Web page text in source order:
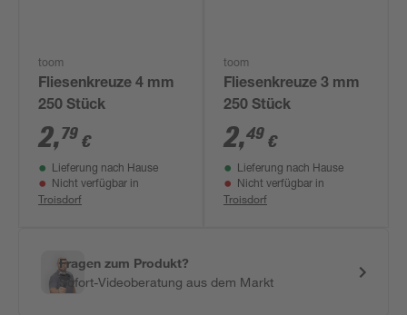
toom
Fliesenkreuze 4 mm
250 Stück
2,79 €
Lieferung nach Hause
Nicht verfügbar in
Troisdorf
toom
Fliesenkreuze 3 mm
250 Stück
2,49 €
Lieferung nach Hause
Nicht verfügbar in
Troisdorf
Fragen zum Produkt?
Sofort-Videoberatung aus dem Markt